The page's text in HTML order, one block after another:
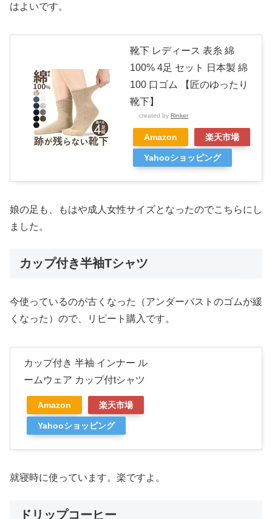
はよいです。
靴下 レディース 表糸 綿
100% 4足 セット 日本製 綿
100 口ゴム 【匠のゆったり
靴下】
created by Rinker
Amazon 楽天市場
Yahooショッピング
娘の足も、もはや成人女性サイズとなったのでこちらにし
ました。
カップ付き半袖Tシャツ
今使っているのが古くなった（アンダーバストのゴムが緩
くなった）ので、リピート購入です。
カップ付き 半袖 インナー ル
ームウェア カップ付tシャツ
Amazon 楽天市場
Yahooショッピング
就寝時に使っています。楽ですよ。
ドリップコーヒー